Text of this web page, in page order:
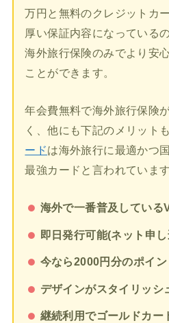
万円と無料のクレジットカ
厚い保証内容になっているの
海外旅行保険のみでより安
ことができます。
年会費無料で海外旅行保険
く、他にも下記のメリット
ードは海外旅行に最適かつ
最強カードと言われています
海外で一番普及している
即日発行可能(ネット申
今なら2000円分のポイ
デザインがスタイリッシ
継続利用でゴールドカー